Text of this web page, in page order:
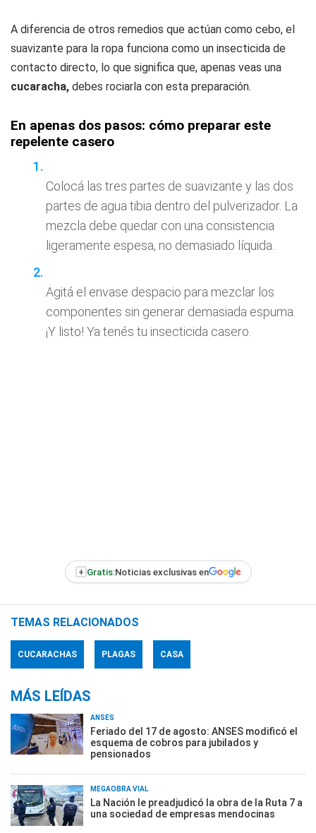
A diferencia de otros remedios que actúan como cebo, el
suavizante para la ropa funciona como un insecticida de
contacto directo, lo que significa que, apenas veas una
cucaracha, debes rociarla con esta preparación.
En apenas dos pasos: cómo preparar este
repelente casero
Colocá las tres partes de suavizante y las dos
partes de agua tibia dentro del pulverizador. La
mezcla debe quedar con una consistencia
ligeramente espesa, no demasiado líquida.
Agitá el envase despacio para mezclar los
componentes sin generar demasiada espuma.
¡Y listo! Ya tenés tu insecticida casero.
+ Gratis:Noticias exclusivas en
TEMAS RELACIONADOS
CUCARACHAS PLAGAS CASA
MÁS LEÍDAS
ANSES
Feriado del 17 de agosto: ANSES modificó el
esquema de cobros para jubilados y
pensionados
MEGAOBRA VIAL
La Nación le preadjudicó la obra de la Ruta 7 a
una sociedad de empresas mendocinas